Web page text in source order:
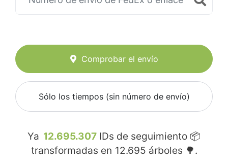
Comprobar el envío
Sólo los tiempos (sin número de envío)
Ya 12.695.307 IDs de seguimiento 📦
transformadas en 12.695 árboles 🌳.